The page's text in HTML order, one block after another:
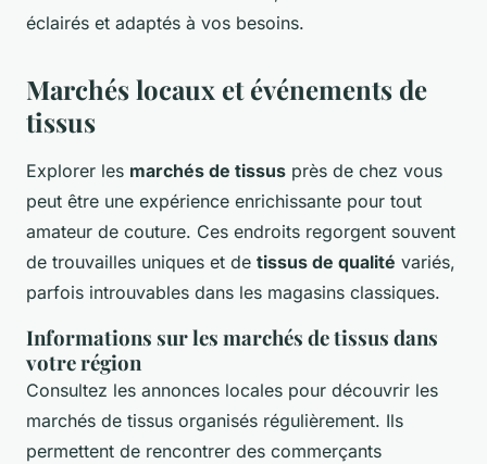
éclairés et adaptés à vos besoins.
Marchés locaux et événements de
tissus
Explorer les marchés de tissus près de chez vous
peut être une expérience enrichissante pour tout
amateur de couture. Ces endroits regorgent souvent
de trouvailles uniques et de tissus de qualité variés,
parfois introuvables dans les magasins classiques.
Informations sur les marchés de tissus dans
votre région
Consultez les annonces locales pour découvrir les
marchés de tissus organisés régulièrement. Ils
permettent de rencontrer des commerçants